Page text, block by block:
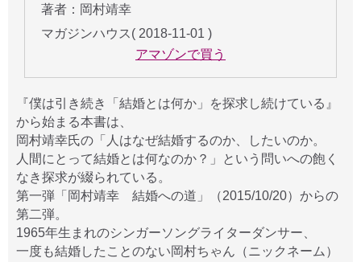
著者：岡村靖幸
マガジンハウス( 2018-11-01 )
アマゾンで買う
『僕は引き続き「結婚とは何か」を探求し続けている』
から始まる本書は、
岡村靖幸氏の「人はなぜ結婚するのか、したいのか。
人間にとって結婚とは何なのか？」という問いへの飽く
なき探求が綴られている。
第一弾「岡村靖幸 結婚への道」（2015/10/20）からの
第二弾。
1965年生まれのシンガーソングライターダンサー、
一度も結婚したことのない岡村ちゃん（ニックネーム）